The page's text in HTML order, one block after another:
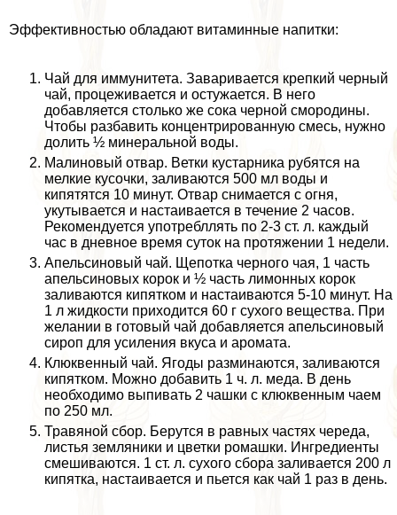
Эффективностью обладают витаминные напитки:
Чай для иммунитета. Заваривается крепкий черный
чай, процеживается и остужается. В него
добавляется столько же сока черной смородины.
Чтобы разбавить концентрированную смесь, нужно
долить ½ минеральной воды.
Малиновый отвар. Ветки кустарника рубятся на
мелкие кусочки, заливаются 500 мл воды и
кипятятся 10 минут. Отвар снимается с огня,
укутывается и настаивается в течение 2 часов.
Рекомендуется употрeбллять по 2-3 ст. л. каждый
час в дневное время суток на протяжении 1 недели.
Апельсиновый чай. Щепотка черного чая, 1 часть
апельсиновых корок и ½ часть лимонных корок
заливаются кипятком и настаиваются 5-10 минут. На
1 л жидкости приходится 60 г сухого вещества. При
желании в готовый чай добавляется апельсиновый
сироп для усиления вкуса и аромата.
Клюквенный чай. Ягоды разминаются, заливаются
кипятком. Можно добавить 1 ч. л. меда. В день
необходимо выпивать 2 чашки с клюквенным чаем
по 250 мл.
Травяной сбор. Берутся в равных частях череда,
листья земляники и цветки ромашки. Ингредиенты
смешиваются. 1 ст. л. сухого сбора заливается 200 л
кипятка, настаивается и пьется как чай 1 раз в день.